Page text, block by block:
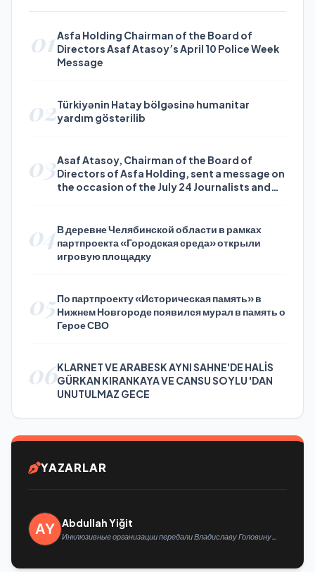
01Asfa Holding Chairman of the Board of
Directors Asaf Atasoy’s April 10 Police Week
Message
02Türkiyənin Hatay bölgəsinə humanitar
yardım göstərilib
03Asaf Atasoy, Chairman of the Board of
Directors of Asfa Holding, sent a message on
the occasion of the July 24 Journalists and
04В деревне Челябинской области в рамках
партпроекта «Городская среда» открыли
игровую площадку
05По партпроекту «Историческая память» в
Нижнем Новгороде появился мурал в память о
Герое СВО
06KLARNET VE ARABESK AYNI SAHNE'DE HALİS
GÜRKAN KIRANKAYA VE CANSU SOYLU 'DAN
UNUTULMAZ GECE
YAZARLAR
Abdullah Yiğit
Инклюзивные организации передали Владиславу Головину